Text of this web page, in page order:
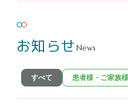
お知らせ News
すべて 患者様・ご家族様